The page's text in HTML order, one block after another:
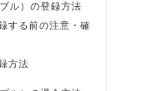
ル）の登録方法
する前の注意・確
方法